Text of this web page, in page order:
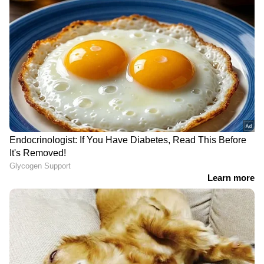
പോവുന്നില്ല. വീണയുടെ കേസിൽ എന്താണെന്ന്
വച്ച് കഴിഞ്ഞാൽ രണ്ടാമത് പുള്ളിക്കാരത്തി
അങ്ങോട്ട് വരണം എന്നുള്ളതായിരുന്നു. ആ
ഫ്രയ്മിലേക്ക് എന്റർ ആവണം. ചുമ്മാ
വരുന്നതിന് ഒരു പർപ്പസ് ഇല്ല. അപ്പോഴാണ്
ഇയാൾ ഞെട്ടുന്നത്." ജീത്തു ജോസഫ്
പറയുന്നു.
DOWNLOAD APP
Malayalam OTT Release
വരെ,Bigg Boss Malayalam Season 7മുതൽ
Mollywood Celebrity news,Exclusive
Interviewവരെ — എല്ലാEntertainment
Newsഒരൊറ്റ ക്ലിക്കിൽ. ഏറ്റവും പുതിയ
Movie Release,Malayalam Movie Review,